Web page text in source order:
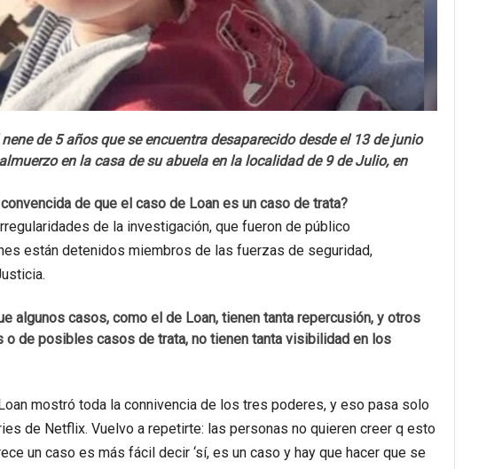
de 5 años que se encuentra desaparecido desde el 13 de junio
en la casa de su abuela en la localidad de 9 de Julio, en
de que el caso de Loan es un caso de trata?
de la investigación, que fueron de público
están detenidos miembros de las fuerzas de seguridad,
algunos casos, como el de Loan, tienen tanta repercusión, y otros
o de posibles casos de trata, no tienen tanta visibilidad en los
mostró toda la connivencia de los tres poderes, y eso pasa solo
de Netflix. Vuelvo a repetirte: las personas no quieren creer q esto
un caso es más fácil decir ‘sí, es un caso y hay que hacer que se